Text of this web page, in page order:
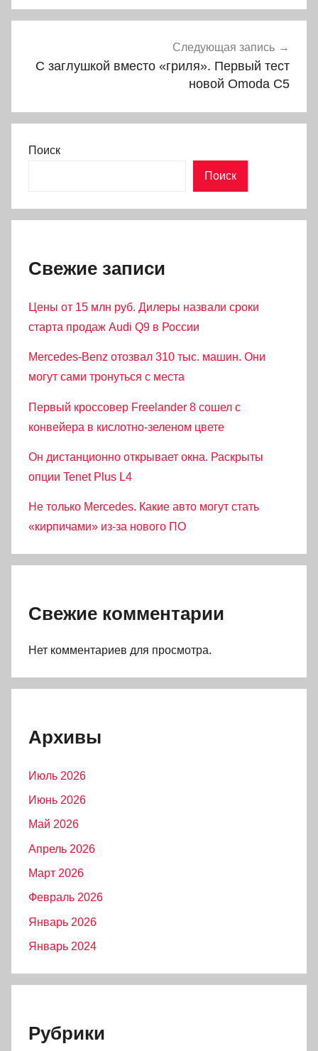
Следующая запись
С заглушкой вместо «гриля». Первый тест
новой Omoda C5
Поиск
Поиск
Свежие записи
Цены от 15 млн руб. Дилеры назвали сроки
старта продаж Audi Q9 в России
Mercedes-Benz отозвал 310 тыс. машин. Они
могут сами тронуться с места
Первый кроссовер Freelander 8 сошел с
конвейера в кислотно-зеленом цвете
Он дистанционно открывает окна. Раскрыты
опции Tenet Plus L4
Не только Mercedes. Какие авто могут стать
«кирпичами» из-за нового ПО
Свежие комментарии
Нет комментариев для просмотра.
Архивы
Июль 2026
Июнь 2026
Май 2026
Апрель 2026
Март 2026
Февраль 2026
Январь 2026
Январь 2024
Рубрики